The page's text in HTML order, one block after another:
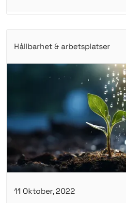
Hållbarhet & arbetsplatser
11 Oktober, 2022